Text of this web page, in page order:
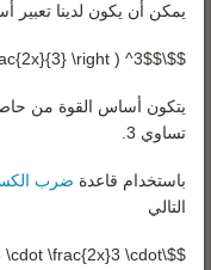
يمكن أن يكون لدينا تعبير
$$\left ( \frac{2x}{3} \right ) ^3$$
تساوي 3.
باستخدام قاعدة ضرب
التالي
\cdot \frac{2x}3 \cdot